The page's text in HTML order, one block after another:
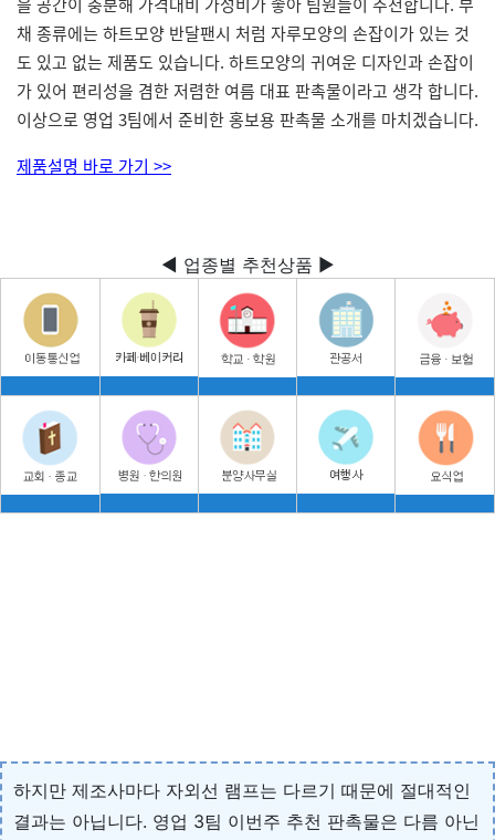
채 종류에는 하트모양 반달팬시 처럼 자루모양의 손잡이가 있는 것
도 있고 없는 제품도 있습니다. 하트모양의 귀여운 디자인과 손잡이
가 있어 편리성을 겸한 저렴한 여름 대표 판촉물이라고 생각 합니다.
이상으로 영업 3팀에서 준비한 홍보용 판촉물 소개를 마치겠습니다.
제품설명 바로 가기 >>
◀ 업종별 추천상품 ▶
하지만 제조사마다 자외선 램프는 다르기 때문에 절대적인
결과는 아닙니다. 영업 3팀 이번주 추천 판촉물은 다름 아닌